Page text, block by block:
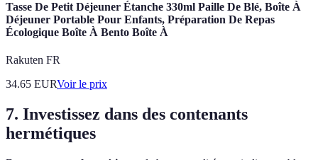
Tasse De Petit Déjeuner Étanche 330ml Paille De Blé, Boîte À
Déjeuner Portable Pour Enfants, Préparation De Repas
Écologique Boîte À Bento Boîte À
Rakuten FR
34.65 EURVoir le prix
7. Investissez dans des contenants
hermétiques